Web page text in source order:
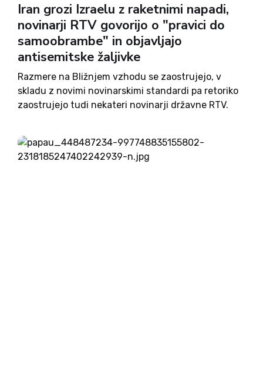
Iran grozi Izraelu z raketnimi napadi,
novinarji RTV govorijo o "pravici do
samoobrambe" in objavljajo
antisemitske žaljivke
Razmere na Bližnjem vzhodu se zaostrujejo, v
skladu z novimi novinarskimi standardi pa retoriko
zaostrujejo tudi nekateri novinarji državne RTV.
Hamasa v Teheranu. Novinarji RTV o morebitnem
napadu govorijo kot o pravici...